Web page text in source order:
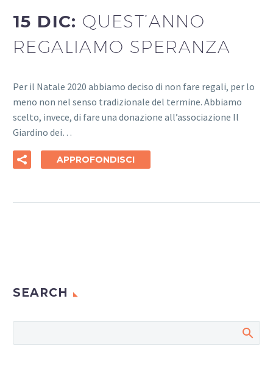
15 DIC: QUEST’ANNO
REGALIAMO SPERANZA
Per il Natale 2020 abbiamo deciso di non fare regali, per lo
meno non nel senso tradizionale del termine. Abbiamo
scelto, invece, di fare una donazione all’associazione Il
Giardino dei…
APPROFONDISCI
SEARCH